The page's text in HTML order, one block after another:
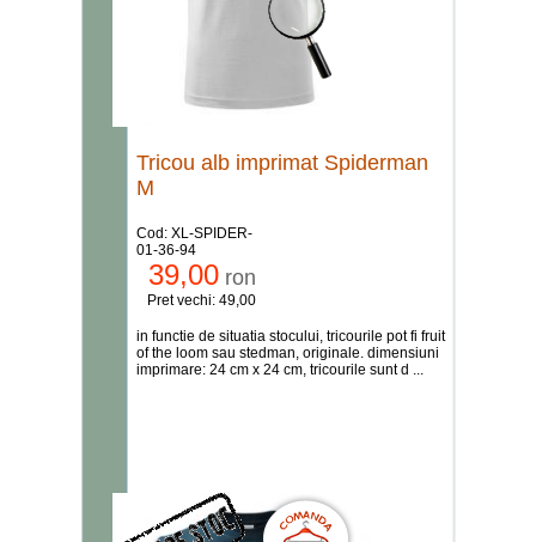
Tricou alb imprimat Spiderman
M
Cod: XL-SPIDER-
01-36-94
39,00 ron
Pret vechi: 49,00
in functie de situatia stocului, tricourile pot fi fruit
of the loom sau stedman, originale. dimensiuni
imprimare: 24 cm x 24 cm, tricourile sunt d ...